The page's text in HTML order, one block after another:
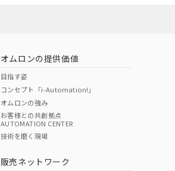
オムロンの提供価値
目指す姿
コンセプト「i-Automation!」
オムロンの強み
お客様との共創拠点
AUTOMATION CENTER
技術を磨く現場
販売ネットワーク